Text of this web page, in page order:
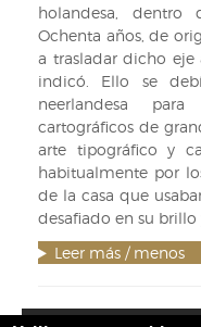
holandesa,
Ochenta años, de
a trasladar dicho eje
indicó. Ello se
neerlandesa
cartográficos de
arte tipográfico y
habitualmente por
de la casa que
desafiado en su brillo
Leer más / menos